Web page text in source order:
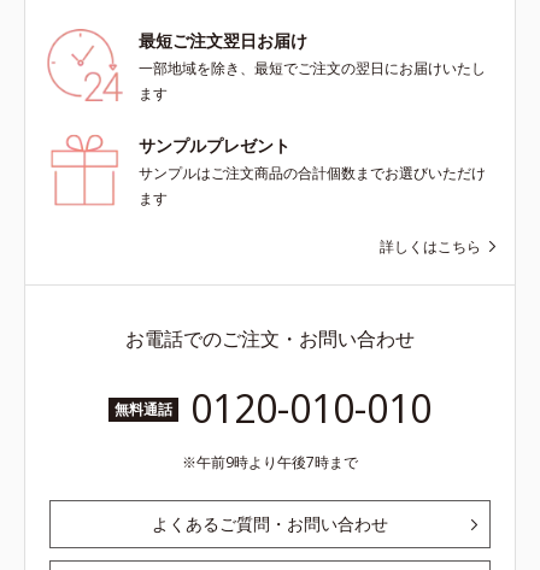
最短ご注文翌日お届け
一部地域を除き、最短でご注文の翌日にお届けいたし
ます
サンプルプレゼント
サンプルはご注文商品の合計個数までお選びいただけ
ます
詳しくはこちら
お電話でのご注文・お問い合わせ
無料通話 0120-010-010
午前9時より午後7時まで
よくあるご質問・お問い合わせ